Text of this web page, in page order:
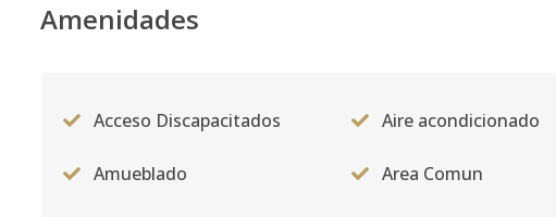
Amenidades
Acceso Discapacitados Aire acondicionado
Amueblado Area Comun